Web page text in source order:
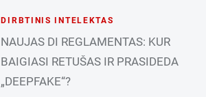
DIRBTINIS INTELEKTAS
NAUJAS DI REGLAMENTAS: KUR
BAIGIASI RETUŠAS IR PRASIDEDA
„DEEPFAKE“?